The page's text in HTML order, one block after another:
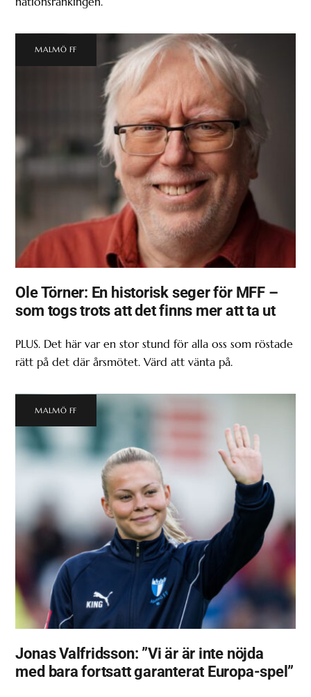
MALMÖ FF
Ole Törner: En historisk seger för MFF –
som togs trots att det finns mer att ta ut
PLUS. Det här var en stor stund för alla oss som röstade
rätt på det där årsmötet. Värd att vänta på.
MALMÖ FF
Jonas Valfridsson: ”Vi är är inte nöjda
med bara fortsatt garanterat Europa-spel”